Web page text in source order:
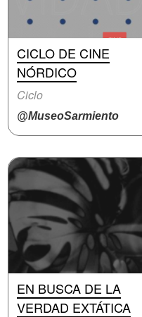
CICLO DE CINE
NÓRDICO
Ciclo
@MuseoSarmiento
EN BUSCA DE LA
VERDAD EXTÁTICA